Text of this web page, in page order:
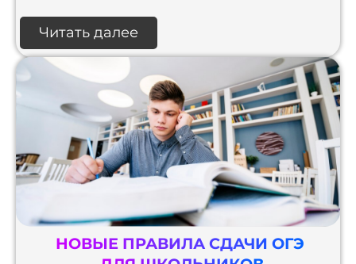
Читать далее
НОВЫЕ ПРАВИЛА СДАЧИ ОГЭ